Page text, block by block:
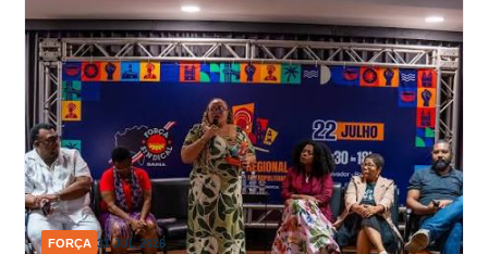
FORÇA 31 JUL 2026